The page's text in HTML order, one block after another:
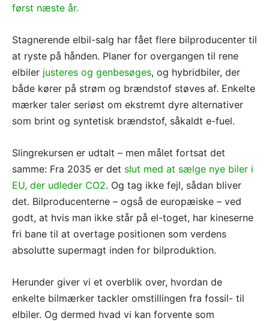
først næste år.
Stagnerende elbil-salg har fået flere bilproducenter til
at ryste på hånden. Planer for overgangen til rene
elbiler justeres og genbesøges, og hybridbiler, der
både kører på strøm og brændstof støves af. Enkelte
mærker taler seriøst om ekstremt dyre alternativer
som brint og syntetisk brændstof, såkaldt e-fuel.
Slingrekursen er udtalt – men målet fortsat det
samme: Fra 2035 er det slut med at sælge nye biler i
EU, der udleder CO2. Og tag ikke fejl, sådan bliver
det. Bilproducenterne – også de europæiske – ved
godt, at hvis man ikke står på el-toget, har kineserne
fri bane til at overtage positionen som verdens
absolutte supermagt inden for bilproduktion.
Herunder giver vi et overblik over, hvordan de
enkelte bilmærker tackler omstillingen fra fossil- til
elbiler. Og dermed hvad vi kan forvente som